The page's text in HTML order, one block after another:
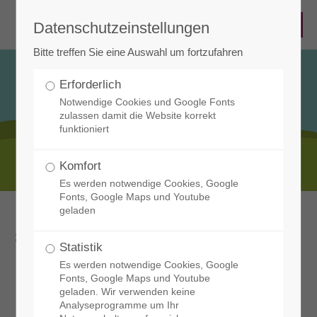
Schnappschüsse
Schnappschüsse
Sozialtheater
Datenschutzeinstellungen
Bitte treffen Sie eine Auswahl um fortzufahren
Erforderlich
Notwendige Cookies und Google Fonts
zulassen damit die Website korrekt
funktioniert
Komfort
Es werden notwendige Cookies, Google
Fonts, Google Maps und Youtube
geladen
Statistik
Es werden notwendige Cookies, Google
Fonts, Google Maps und Youtube
geladen. Wir verwenden keine
Analyseprogramme um Ihr